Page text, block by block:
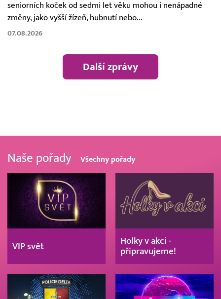
seniorních koček od sedmi let věku mohou i nenápadné
změny, jako vyšší žízeň, hubnutí nebo...
07.08.2026
Další zprávy
Naše pořady Všechny pořady
VIP svět
Holky v akci -
připravujeme!